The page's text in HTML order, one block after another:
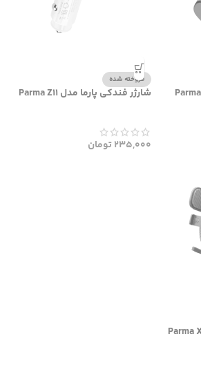
فروخته شده
شارژر فندکی پارما مدل Parma Z11
235,000تومان